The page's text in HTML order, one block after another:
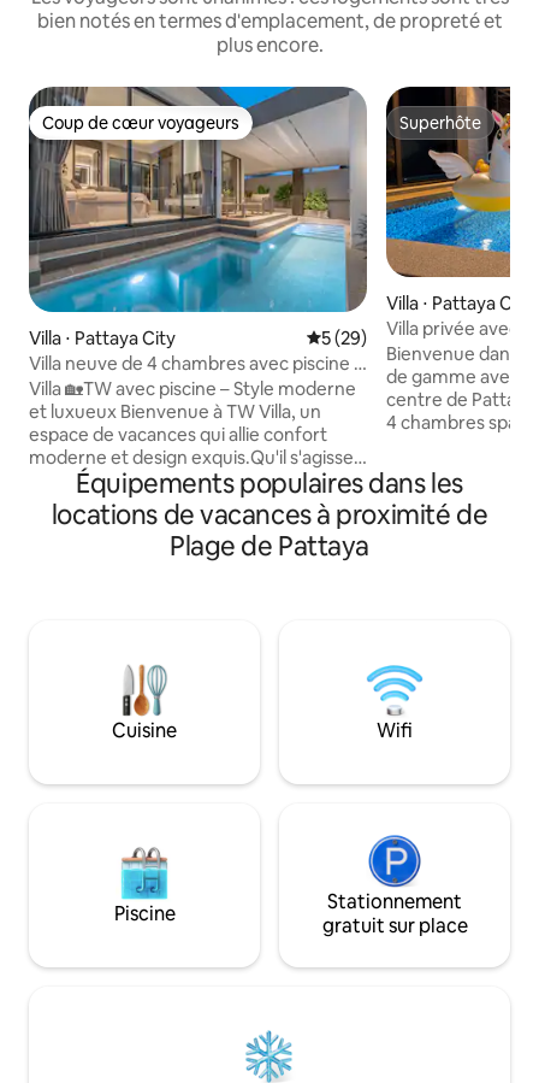
bien notés en termes d'emplacement, de propreté et
plus encore.
Coup de cœur voyageurs
Coup de cœur voyageurs
Villa ⋅ Pattaya City Évaluation moyenne sur la
5 (29)
Villa neuve de 4 chambres avec piscine à
Pattaya / Pattaya TW Luxe Stay Pool Villa
Villa 🏡TW avec piscine – Style moderne
et luxueux Bienvenue à TW Villa, un
espace de vacances qui allie confort
moderne et design exquis.Qu'il s'agisse
d'une réunion de famille ou d'un
rassemblement d'amis, vous pouvez
passer un séjour confortable et
de bain, et il y a une salle de bain
séparée, la disposition est raisonnable,
et le séjour est plus confortable.
Configuration de la 🛏 chambre Sur les
1,8 m et une a un lit de 1,5 m pour
aux amis pour partager un bon moment.
🍳 Cuisine et salle à manger La cuisine
est entièrement équipée et comprend
un ensemble complet d'équipements de
cuisine, ce qui vous permet de cuisiner
facilement et de profiter de la
piscine privée avec de l'eau claire, ce qui
en fait l'endroit idéal pour profiter de la
fraîcheur et de la détente.Des services
Superhôte
Superhôte
Villa ⋅ Pattaya City
Villa privée avec
Hollywood,
de la plage et du
Bienvenue dans
de gamme avec
centre de
4 chambres
élégant, ce qui
vacances en
amis, des
boutiques, de
commerciaux,
diverses
divertissement,
tout en disposant
villa dispose
votre expérience
exclusive.Vous
et de la brise au
rendre facilement
et revenir à la
Équipements populaires dans les
locations de vacances à proximité de
Plage de Pattaya
Cuisine Wifi
Piscine
Stationnement
gratuit sur place